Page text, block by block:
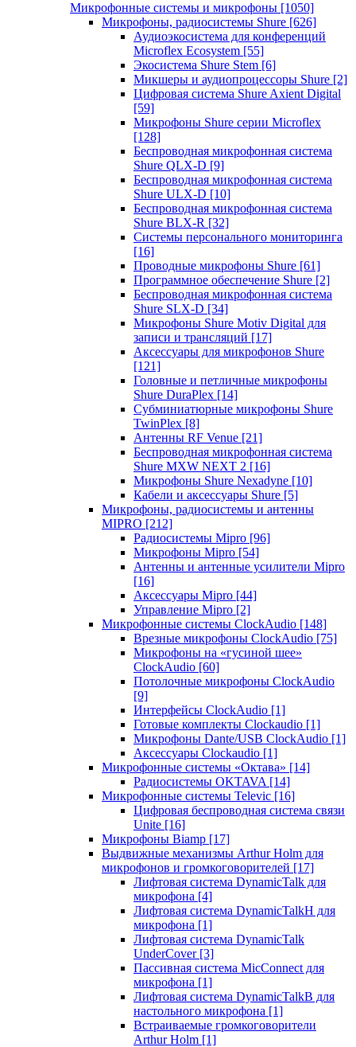
Микрофонные системы и микрофоны [1050]
Микрофоны, радиосистемы Shure [626]
Аудиоэкосистема для конференций
Microflex Ecosystem [55]
Экосистема Shure Stem [6]
Микшеры и аудиопроцессоры Shure [2]
Цифровая система Shure Axient Digital
[59]
Микрофоны Shure серии Microflex
[128]
Беспроводная микрофонная система
Shure QLX-D [9]
Беспроводная микрофонная система
Shure ULX-D [10]
Беспроводная микрофонная система
Shure BLX-R [32]
Системы персонального мониторинга
[16]
Проводные микрофоны Shure [61]
Программное обеспечение Shure [2]
Беспроводная микрофонная система
Shure SLX-D [34]
Микрофоны Shure Motiv Digital для
записи и трансляций [17]
Аксессуары для микрофонов Shure
[121]
Головные и петличные микрофоны
Shure DuraPlex [14]
Субминиатюрные микрофоны Shure
TwinPlex [8]
Антенны RF Venue [21]
Беспроводная микрофонная система
Shure MXW NEXT 2 [16]
Микрофоны Shure Nexadyne [10]
Кабели и аксессуары Shure [5]
Микрофоны, радиосистемы и антенны
MIPRO [212]
Радиосистемы Mipro [96]
Микрофоны Mipro [54]
Антенны и антенные усилители Mipro
[16]
Аксессуары Mipro [44]
Управление Mipro [2]
Микрофонные системы ClockAudio [148]
Врезные микрофоны ClockAudio [75]
Микрофоны на «гусиной шее»
ClockAudio [60]
Потолочные микрофоны ClockAudio
[9]
Интерфейсы ClockAudio [1]
Готовые комплекты Clockaudio [1]
Микрофоны Dante/USB ClockAudio [1]
Аксессуары Clockaudio [1]
Микрофонные системы «Октава» [14]
Радиосистемы OKTAVA [14]
Микрофонные системы Televic [16]
Цифровая беспроводная система связи
Unite [16]
Микрофоны Biamp [17]
Выдвижные механизмы Arthur Holm для
микрофонов и громкоговорителей [17]
Лифтовая система DynamicTalk для
микрофона [4]
Лифтовая система DynamicTalkH для
микрофона [1]
Лифтовая система DynamicTalk
UnderCover [3]
Пассивная система MicConnect для
микрофона [1]
Лифтовая система DynamicTalkB для
настольного микрофона [1]
Встраиваемые громкоговорители
Arthur Holm [1]